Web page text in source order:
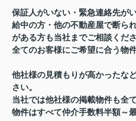
保証人がいない・緊急連絡先が
給中の方・他の不動産屋で断ら
がある方も当社までご相談くださ
全てのお客様にご希望に合う物
他社様の見積もりが高かったな
さい。
当社では他社様の掲載物件も全
物件はすべて仲介手数料半額～